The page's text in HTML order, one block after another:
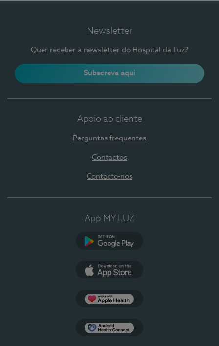
Newsletter
Quer receber a newsletter do Hospital da Luz?
Subscreva aqui
Apoio ao cliente
Perguntas frequentes
Contactos
Contacte-nos
App MY LUZ